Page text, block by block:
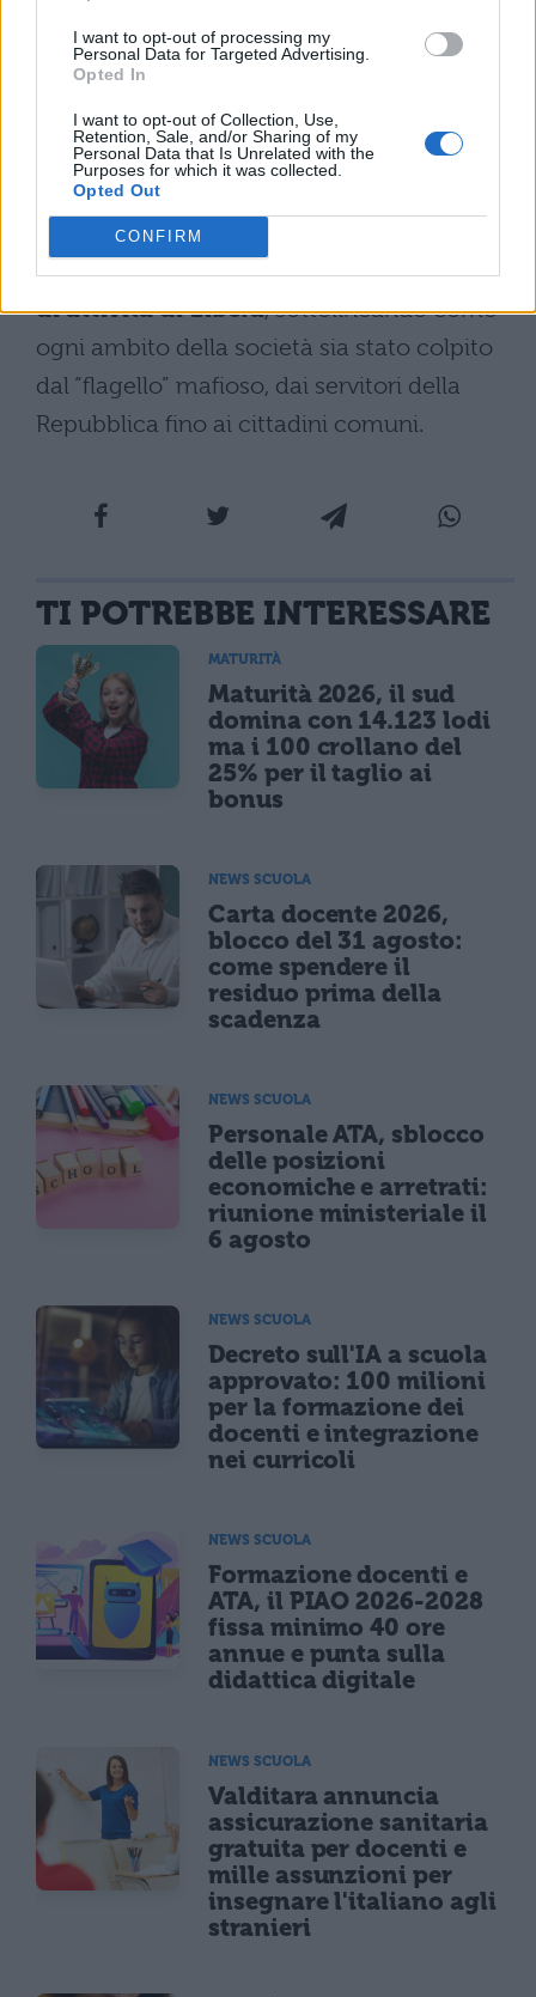
I want to opt-out of processing my
Personal Data for Targeted Advertising.
Opted In
I want to opt-out of Collection, Use,
Retention, Sale, and/or Sharing of my
Personal Data that Is Unrelated with the
Purposes for which it was collected.
Opted Out
CONFIRM
mafie, contro le consorterie criminali che
generano violenza e oppressione, contro
favoriscono affari e diffusione, vede operare
tutti i cittadini che desiderano vivere in una
società coesa e rispettosa dei diritti di tutti”.
Il Capo dello Stato ha ricordato itrent’anni
di attività di Libera, sottolineando come
ogni ambito della società sia stato colpito
dal “flagello” mafioso, dai servitori della
Repubblica fino ai cittadini comuni.
TI POTREBBE INTERESSARE
MATURITÀ
Maturità 2026, il sud
domina con 14.123 lodi
ma i 100 crollano del
25% per il taglio ai
bonus
NEWS SCUOLA
Carta docente 2026,
blocco del 31 agosto:
come spendere il
residuo prima della
scadenza
NEWS SCUOLA
Personale ATA, sblocco
delle posizioni
economiche e arretrati:
riunione ministeriale il
6 agosto
NEWS SCUOLA
Decreto sull'IA a scuola
approvato: 100 milioni
per la formazione dei
docenti e integrazione
nei curricoli
NEWS SCUOLA
Formazione docenti e
ATA, il PIAO 2026-2028
fissa minimo 40 ore
annue e punta sulla
didattica digitale
NEWS SCUOLA
Valditara annuncia
assicurazione sanitaria
gratuita per docenti e
mille assunzioni per
insegnare l'italiano agli
stranieri